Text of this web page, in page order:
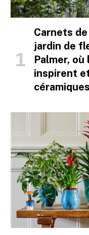
Carnets
jardin de
Palmer,
inspirent
céramiques